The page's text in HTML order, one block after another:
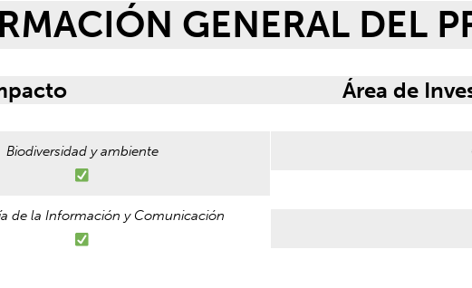
GENERAL DEL
Biodiversidad y ambiente
de la Información y Comunicación
Área de